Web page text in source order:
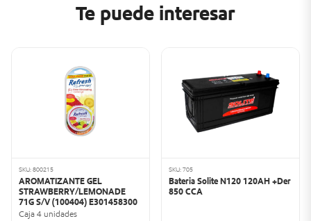
Te puede interesar
SKU: 800215
AROMATIZANTE GEL
STRAWBERRY/LEMONADE
71G S/V (100404) E301458300
Caja 4 unidades
SKU: 705
Bateria Solite N120 120AH +Der
850 CCA